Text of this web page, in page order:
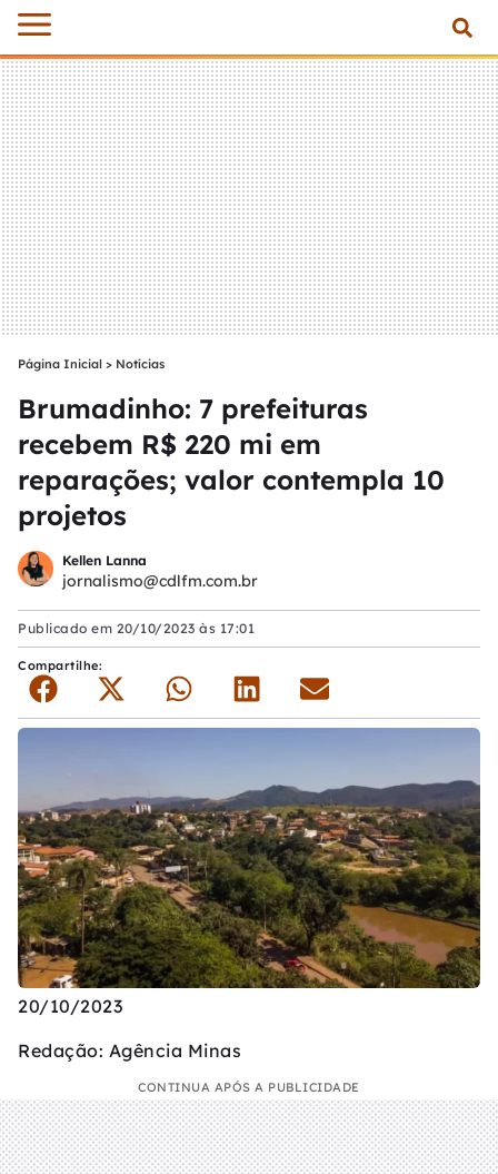
Página Inicial > Notícias
Brumadinho: 7 prefeituras
recebem R$ 220 mi em
reparações; valor contempla 10
projetos
Kellen Lanna
jornalismo@cdlfm.com.br
Publicado em 20/10/2023 às 17:01
Compartilhe:
20/10/2023
Redação: Agência Minas
CONTINUA APÓS A PUBLICIDADE